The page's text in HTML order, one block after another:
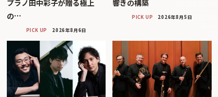
プラノ田中彩子が贈る極上
の…
PICK UP 2026年8月6日
響きの構築
PICK UP 2026年8月5日